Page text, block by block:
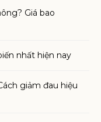
Giá bao
nhất hiện nay
giảm đau hiệu